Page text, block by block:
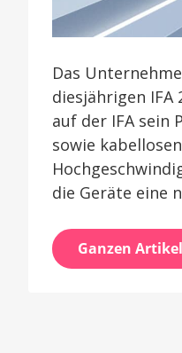
Das
diesjährigen
auf der IFA sein
sowie
die Geräte eine
Ganzen